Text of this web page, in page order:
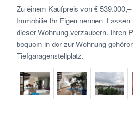
Zu einem Kaufpreis von €
Immobilie Ihr Eigen nennen.
dieser Wohnung verzaubern. Ihren
bequem in der zur Wohnung
Tiefgaragenstellplatz.